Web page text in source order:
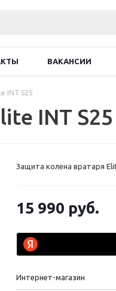
ВАКАНСИИ
INT S25
INT S25
Защита колена вратаря
15 990 руб.
Интернет-магазин